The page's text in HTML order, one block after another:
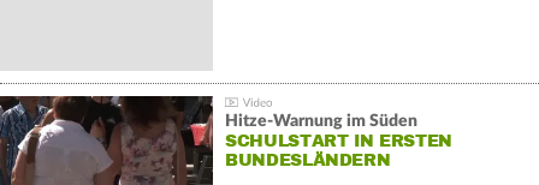
Hitze-Warnung im Süden
SCHULSTART IN ERSTEN
BUNDESLÄNDERN